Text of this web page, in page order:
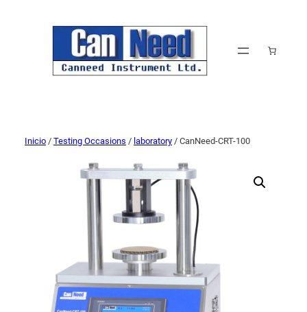
Inicio / Testing Occasions / laboratory / CanNeed-CRT-100